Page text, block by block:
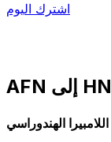
اشترك اليوم
الهندوراسي